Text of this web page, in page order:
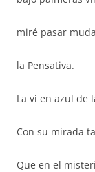
miré pasar
la Pensativa.
La vi en azul de
Con su mirada
Que en el